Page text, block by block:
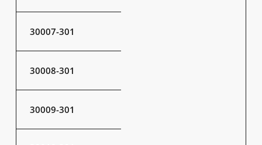
30007-301
30008-301
30009-301